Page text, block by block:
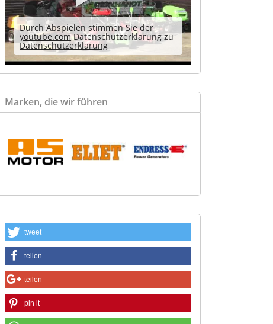
Durch Abspielen stimmen Sie der
youtube.comDatenschutzerklärung zu
Datenschutzerklärung
Marken, die wir führen
tweet
teilen
teilen
pin it